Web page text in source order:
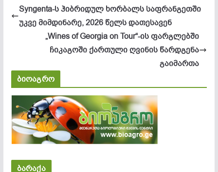
Syngenta-ს ჰიბრიდულ ხორბალს საფრანგეთში
უკვე მიმდინარე, 2026 წელს დათესავენ
„Wines of Georgia on Tour“-ის ფარგლებში
ჩიკაგოში ქართული ღვინის წარდგენა
გაიმართა
ბიოაგრო
ბარაქა